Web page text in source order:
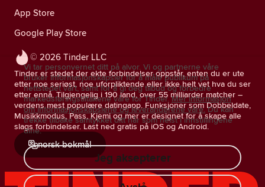
© 2026 Tinder LLC
Tinder er stedet der ekte forbindelser oppstår, enten du er ute
etter noe seriøst, noe uforpliktende eller ikke helt vet hva du ser
etter ennå. Tilgjengelig i 190 land, over 55 milliarder matcher –
verdens mest populære datingapp. Funksjoner som Dobbeldate,
Musikkmodus, Pass, Kjemi og mer er designet for å skape alle
slags forbindelser. Last ned gratis på iOS og Android.
norsk bokmål
App Store
Google Play Store
Vi tar personvernet ditt på alvor. Vi og partnerne våre
bruker informasjonskapsler for å måle publikum på
nettstedet vårt, samt for å gi deg tilbud og forbedre
markedsføringstiltakene våre for Tinder. Mer informasjon
om informasjonskapslene og leverandørene våre. Du kan
trekke tilbake samtykket ditt når som helst i innstillingene
dine.
Jeg aksepterer